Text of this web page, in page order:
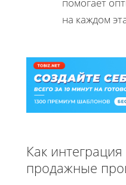
на каждом
Как
продажные